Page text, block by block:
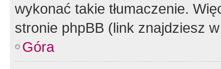
wykonać takie tłumaczenie.
stronie phpBB (link znajdziesz
Góra